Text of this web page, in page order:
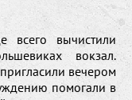
вычистили
вокзал.
вечером
помогали в